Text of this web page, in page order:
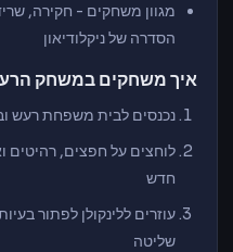
מגוון משחקים - חקירה,
הסדרה שלניקלודיאון
איך משחקים במשחק
נכנסים לבית משפחת רעש
לוחצים על חפצים, רהיטים
חדש
עוזרים ללינקולן לפתור
שליטה